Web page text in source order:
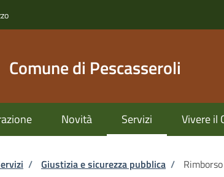
Comune di Pescasseroli
Novità Servizi Vivere il
di pane
/ Giustizia e sicurezza pubblica /